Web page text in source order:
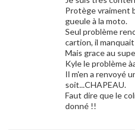
Protège vraiment
gueule à la moto.
Seul problème
cartion, il
Mais grace au
Kyle le problème
Il m'en a renvoyé
soit...CHAPEAU.
Faut dire que le
donné !!